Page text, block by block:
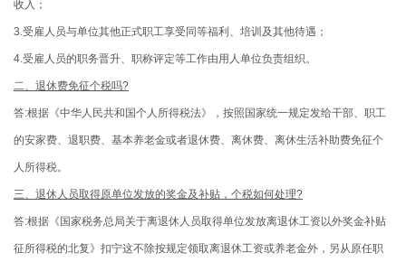
收入；
3.受雇人员与单位其他正式职工享受同等福利、培训及其他待遇；
4.受雇人员的职务晋升、职称评定等工作由用人单位负责组织。
二、退休费免征个税吗?
答:根据《中华人民共和国个人所得税法》，按照国家统一规定发给干部、职工
的安家费、退职费、基本养老金或者退休费、离休费、离休生活补助费免征个
人所得税。
三、退休人员取得原单位发放的奖金及补贴，个税如何处理?
答:根据《国家税务总局关于离退休人员取得单位发放离退休工资以外奖金补贴
征所得税的北复》扣宁这不除按规定领取离退休工资或养老金外，另从原任职